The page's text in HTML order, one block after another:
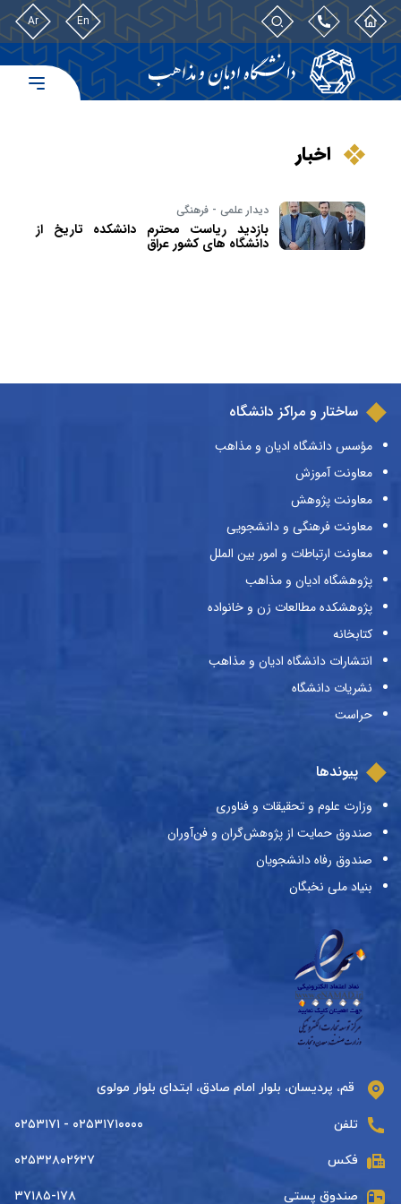
En
Ar
اخبار
دیدار علمی - فرهنگی
بازدید ریاست محترم دانشکده تاریخ از
دانشگاه های کشور عراق
ساختار و مراکز دانشگاه
مؤسس دانشگاه ادیان و مذاهب
معاونت آموزش
معاونت پژوهش
معاونت فرهنگی و دانشجویی
معاونت ارتباطات و امور بین الملل
پژوهشگاه ادیان و مذاهب
پژوهشکده مطالعات زن و خانواده
کتابخانه
انتشارات دانشگاه ادیان و مذاهب
نشریات دانشگاه
حراست
پیوندها
وزارت علوم و تحقیقات و فناوری
صندوق حمایت از پژوهش‌گران و فن‌آوران
صندوق رفاه دانشجویان
بنیاد ملی نخبگان
قم، پردیسان، بلوار امام صادق، ابتدای بلوار مولوی
تلفن ۰۲۵۳۱۷۱۰۰۰۰ - ۰۲۵۳۱۷۱
فکس ۰۲۵۳۲۸۰۲۶۲۷
صندوق پستی ۳۷۱۸۵-۱۷۸